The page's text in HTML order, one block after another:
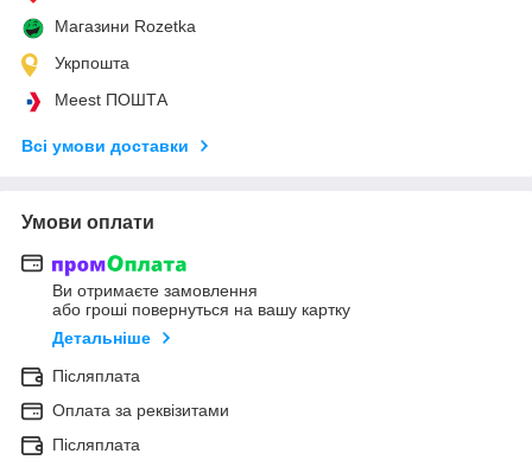
Магазини Rozetka
Укрпошта
Meest ПОШТА
Всі умови доставки
Умови оплати
Ви отримаєте замовлення
або гроші повернуться на вашу картку
Детальніше
Післяплата
Оплата за реквізитами
Післяплата